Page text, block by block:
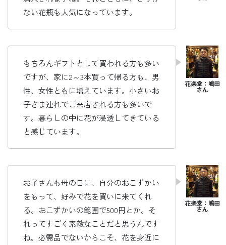
ない花瓶も人気になっています。
もちろんギフトとして買われる方も多い
ですが、家に2～3本買って帰る方も、男
性、女性ともに増えています。小さいお
子さま連れでご来店される方も多いで
す。暮らしの中に花が浸透してきている
と感じています。
お子さんも母の日に、自分のおこずかい
をもって、好みで花を買いに来てくれ
る。おこずかいの範囲で500円とか。そ
れってすごく素敵なことだと思うんです
ね。必需品でないからこそ、花を身近に